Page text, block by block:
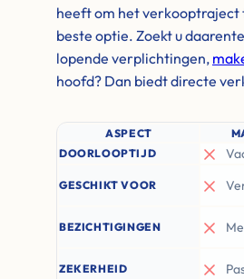
heeft om het verkooptraject
beste optie. Zoekt u
lopende verplichtingen,
hoofd? Dan biedt directe
ASPECT
DOORLOOPTIJD
GESCHIKT VOOR
BEZICHTIGINGEN
ZEKERHEID